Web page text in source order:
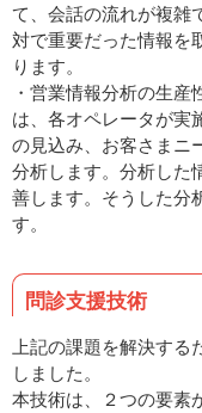
て、会話の流れが複雑
対で重要だった情報を
ります。
・営業情報分析の生
は、各オペレータが実
の見込み、お客さまニ
分析します。分析した
善します。そうした分
す。
問診支援技術
上記の課題を解決する
しました。
本技術は、２つの要素